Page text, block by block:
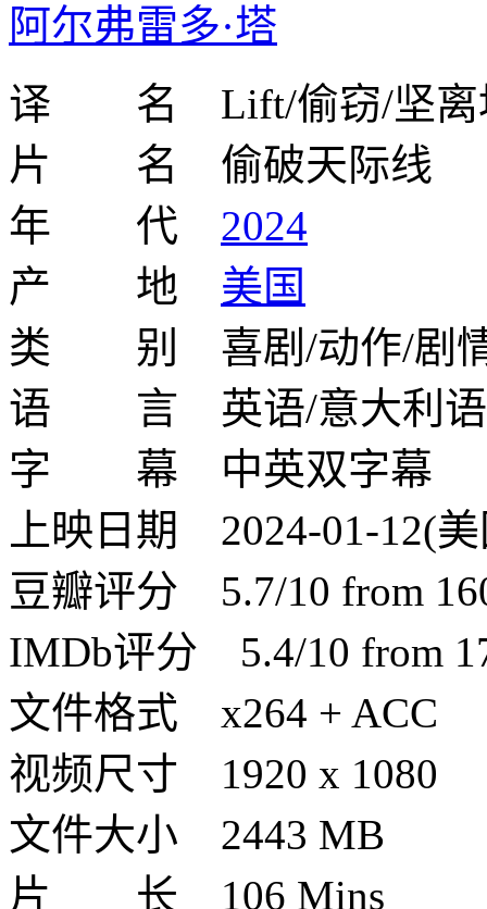
阿尔弗雷多·塔
译 名 Lift/偷窃/坚离
片 名 偷破天际线
年 代 2024
产 地 美国
类 别 喜剧/动作/剧情
语 言 英语/意大利语
字 幕 中英双字幕
上映日期 2024-01-12(
豆瓣评分 5.7/10 from
IMDb评分 5.4/10 from
文件格式 x264 + ACC
视频尺寸 1920 x 1080
文件大小 2443 MB
片 长 106 Mins